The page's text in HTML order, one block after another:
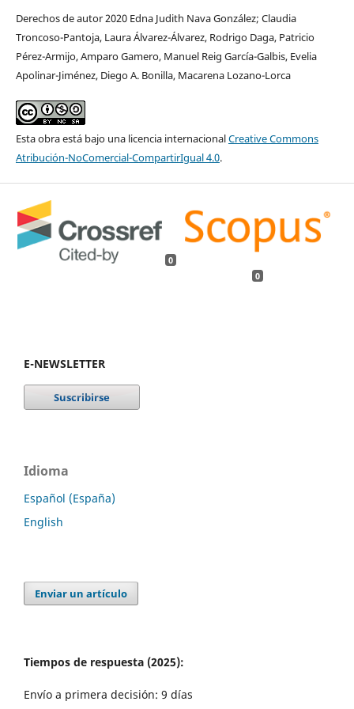
Derechos de autor 2020 Edna Judith Nava González; Claudia
Troncoso-Pantoja, Laura Álvarez-Álvarez, Rodrigo Daga, Patricio
Pérez-Armijo, Amparo Gamero, Manuel Reig García-Galbis, Evelia
Apolinar-Jiménez, Diego A. Bonilla, Macarena Lozano-Lorca
Esta obra está bajo una licencia internacionalCreative Commons
Atribución-NoComercial-CompartirIgual 4.0.
0
0
E-NEWSLETTER
Idioma
Español (España)
English
Enviar un artículo
Tiempos de respuesta (2025):
Envío a primera decisión: 9 días